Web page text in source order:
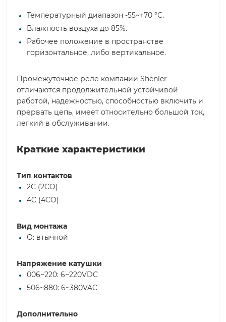
Температурный диапазон -55~+70 °C.
Влажность воздуха до 85%.
Рабочее положение в пространстве
горизонтальное, либо вертикальное.
Промежуточное реле компании Shenler
отличаются продолжительной устойчивой
работой, надежностью, способностью включить и
прервать цепь, имеет относительно большой ток,
легкий в обслуживании.
Краткие характеристики
Тип контактов
2C (2CO)
4C (4CO)
Вид монтажа
O: втычной
Напряжение катушки
006~220: 6~220VDC
506~880: 6~380VAC
Дополнительно